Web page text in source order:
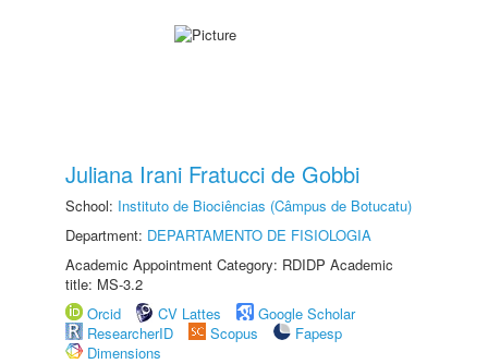
Juliana Irani Fratucci de Gobbi
School: Instituto de Biociências (Câmpus de Botucatu)
Department: DEPARTAMENTO DE FISIOLOGIA
Academic Appointment Category: RDIDP Academic
title: MS-3.2
Orcid
CV Lattes
Google Scholar
ResearcherID
Scopus
Fapesp
Dimensions